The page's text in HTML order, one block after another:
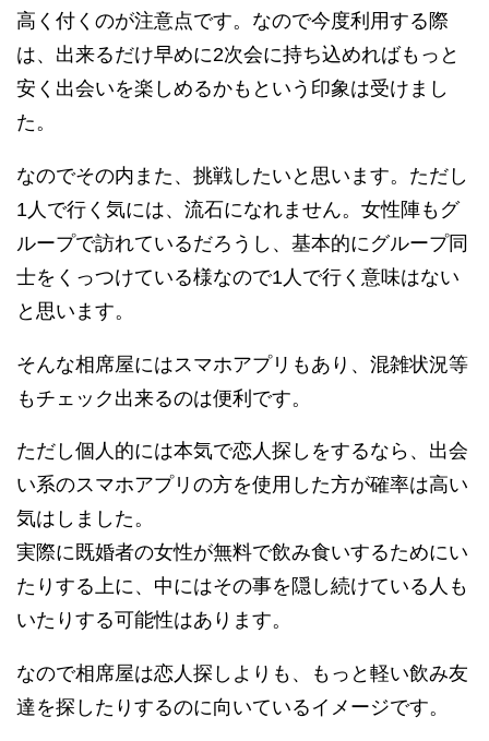
高く付くのが注意点です。なので今度利用する際
は、出来るだけ早めに2次会に持ち込めればもっと
安く出会いを楽しめるかもという印象は受けまし
た。
なのでその内また、挑戦したいと思います。ただし
1人で行く気には、流石になれません。女性陣もグ
ループで訪れているだろうし、基本的にグループ同
士をくっつけている様なので1人で行く意味はない
と思います。
そんな相席屋にはスマホアプリもあり、混雑状況等
もチェック出来るのは便利です。
ただし個人的には本気で恋人探しをするなら、出会
い系のスマホアプリの方を使用した方が確率は高い
気はしました。
実際に既婚者の女性が無料で飲み食いするためにい
たりする上に、中にはその事を隠し続けている人も
いたりする可能性はあります。
なので相席屋は恋人探しよりも、もっと軽い飲み友
達を探したりするのに向いているイメージです。